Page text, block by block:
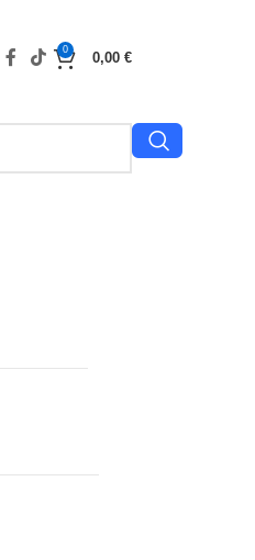
0
0,00 €